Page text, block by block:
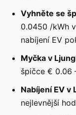
Vyhněte se
0.0450 /kWh
nabíjení EV
Myčka v
špičce € 0.06
Nabíjení EV v
nejlevnější